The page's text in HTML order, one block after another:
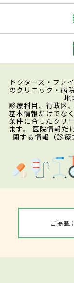
ドクターズ・ファ
のクリニック・病
地
診療科目、行政区
基本情報だけでな
条件に合ったクリ
ます。 医院情報だ
関する情報（診療
ご掲載